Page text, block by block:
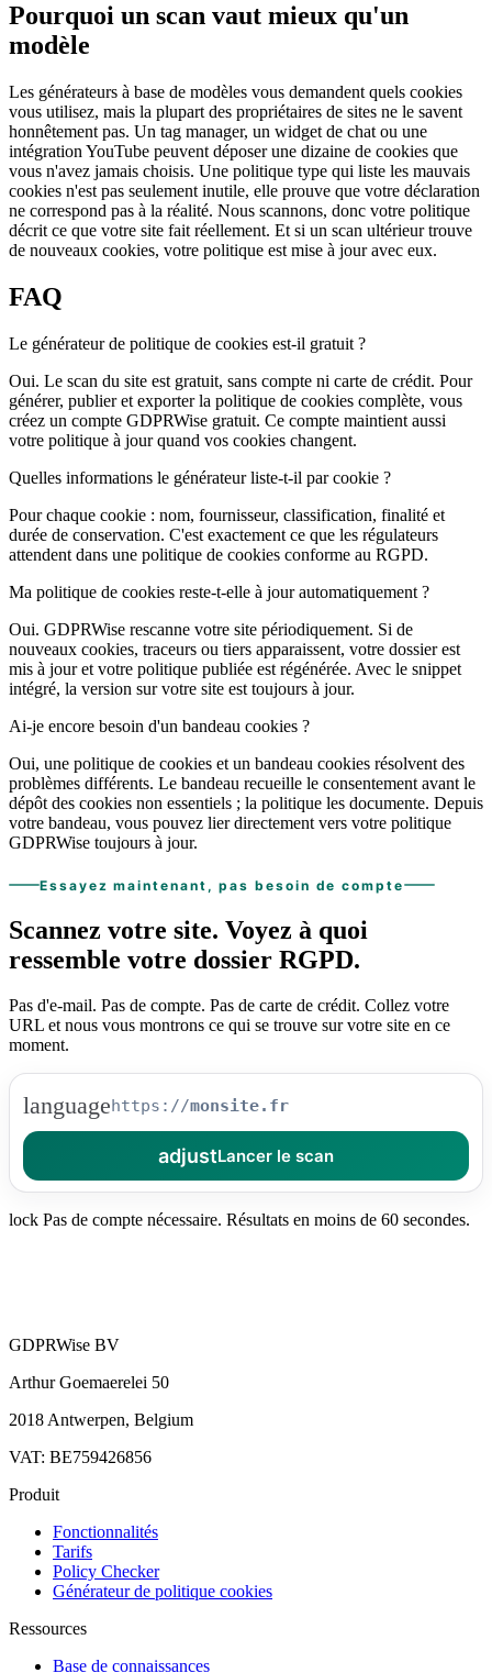
Pourquoi un scan vaut mieux qu'un
modèle
Les générateurs à base de modèles vous demandent quels cookies
vous utilisez, mais la plupart des propriétaires de sites ne le savent
honnêtement pas. Un tag manager, un widget de chat ou une
intégration YouTube peuvent déposer une dizaine de cookies que
vous n'avez jamais choisis. Une politique type qui liste les mauvais
cookies n'est pas seulement inutile, elle prouve que votre déclaration
ne correspond pas à la réalité. Nous scannons, donc votre politique
décrit ce que votre site fait réellement. Et si un scan ultérieur trouve
de nouveaux cookies, votre politique est mise à jour avec eux.
FAQ
Le générateur de politique de cookies est-il gratuit ?
Oui. Le scan du site est gratuit, sans compte ni carte de crédit. Pour
générer, publier et exporter la politique de cookies complète, vous
créez un compte GDPRWise gratuit. Ce compte maintient aussi
votre politique à jour quand vos cookies changent.
Quelles informations le générateur liste-t-il par cookie ?
Pour chaque cookie : nom, fournisseur, classification, finalité et
durée de conservation. C'est exactement ce que les régulateurs
attendent dans une politique de cookies conforme au RGPD.
Ma politique de cookies reste-t-elle à jour automatiquement ?
Oui. GDPRWise rescanne votre site périodiquement. Si de
nouveaux cookies, traceurs ou tiers apparaissent, votre dossier est
mis à jour et votre politique publiée est régénérée. Avec le snippet
intégré, la version sur votre site est toujours à jour.
Ai-je encore besoin d'un bandeau cookies ?
Oui, une politique de cookies et un bandeau cookies résolvent des
problèmes différents. Le bandeau recueille le consentement avant le
dépôt des cookies non essentiels ; la politique les documente. Depuis
votre bandeau, vous pouvez lier directement vers votre politique
GDPRWise toujours à jour.
Essayez maintenant, pas besoin de compte
Scannez votre site. Voyez à quoi
ressemble votre dossier RGPD.
Pas d'e-mail. Pas de compte. Pas de carte de crédit. Collez votre
URL et nous vous montrons ce qui se trouve sur votre site en ce
moment.
languagehttps://
adjustLancer le scan
lock Pas de compte nécessaire. Résultats en moins de 60 secondes.
GDPRWise BV
Arthur Goemaerelei 50
2018 Antwerpen, Belgium
VAT: BE759426856
Produit
Fonctionnalités
Tarifs
Policy Checker
Générateur de politique cookies
Ressources
Base de connaissances